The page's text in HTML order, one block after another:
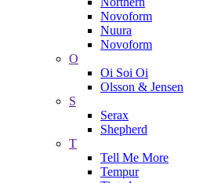
Novoform
Nuura
Novoform
O
Oi Soi Oi
Olsson & Jensen
S
Serax
Shepherd
T
Tell Me More
Tempur